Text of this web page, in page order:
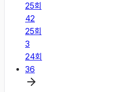
25회
42
25회
3
24회
36